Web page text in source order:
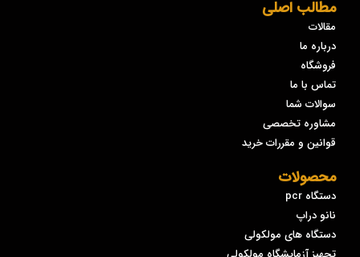
مطالب اصلی
مقالات
درباره ما
فروشگاه
تماس با ما
سوالات شما
مشاوره تخصصی
قوانین و مقررات خرید
محصولات
دستگاه pcr
نانو دراپ
دستگاه های مولکولی